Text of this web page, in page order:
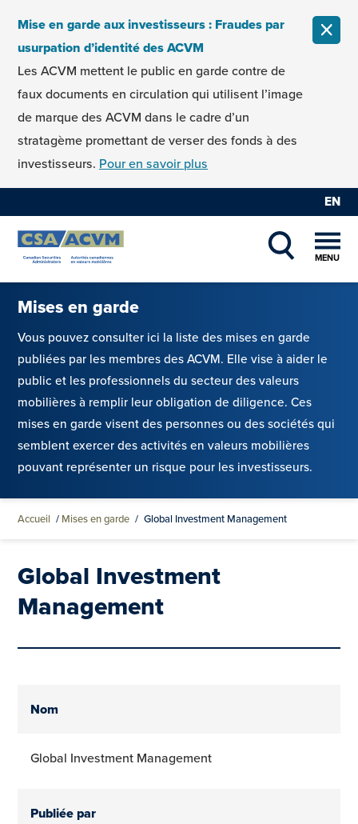
Mise en garde aux investisseurs : Fraudes par
usurpation d’identité des ACVM
Les ACVM mettent le public en garde contre de
faux documents en circulation qui utilisent l’image
de marque des ACVM dans le cadre d’un
stratagème promettant de verser des fonds à des
investisseurs. Pour en savoir plus
EN
SHOW
MENU
Mises en garde
Vous pouvez consulter ici la liste des mises en garde
publiées par les membres des ACVM. Elle vise à aider le
public et les professionnels du secteur des valeurs
mobilières à remplir leur obligation de diligence. Ces
mises en garde visent des personnes ou des sociétés qui
semblent exercer des activités en valeurs mobilières
pouvant représenter un risque pour les investisseurs.
Accueil / Mises en garde / Global Investment Management
Global Investment
Management
Nom
Global Investment Management
Publiée par